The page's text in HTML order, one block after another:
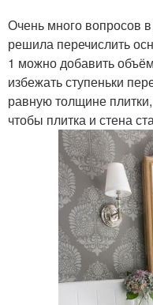
Очень много вопросов
решила перечислить
1 можно добавить
избежать ступеньки
равную толщине
чтобы плитка и стена